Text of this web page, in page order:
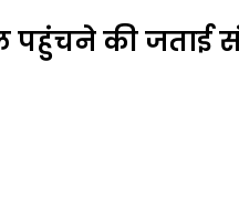
की जताई